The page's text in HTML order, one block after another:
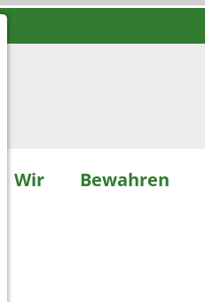
Wir Bewahren